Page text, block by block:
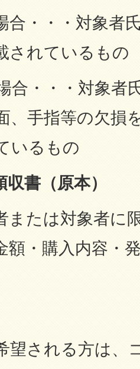
合・・・対象者
されているもの
合・・・対象者
、手指等の欠損
いるもの
書（原本）
または対象者に
額・購入内容・
望される方は、